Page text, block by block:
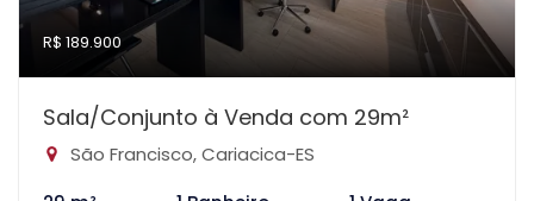
R$ 189.900
Sala/Conjunto à Venda com 29m²
São Francisco, Cariacica-ES